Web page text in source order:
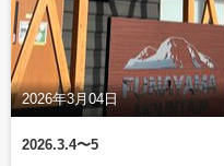
2026年3月04日
2026.3.4〜5